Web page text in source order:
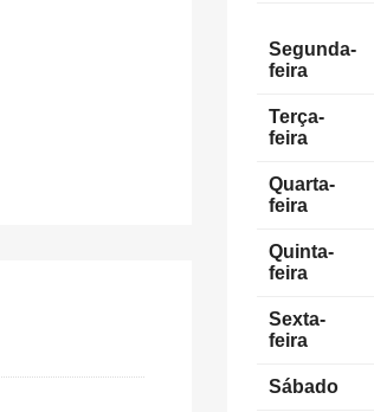
Segunda-
feira
Terça-
feira
Quarta-
feira
Quinta-
feira
Sexta-
feira
Sábado